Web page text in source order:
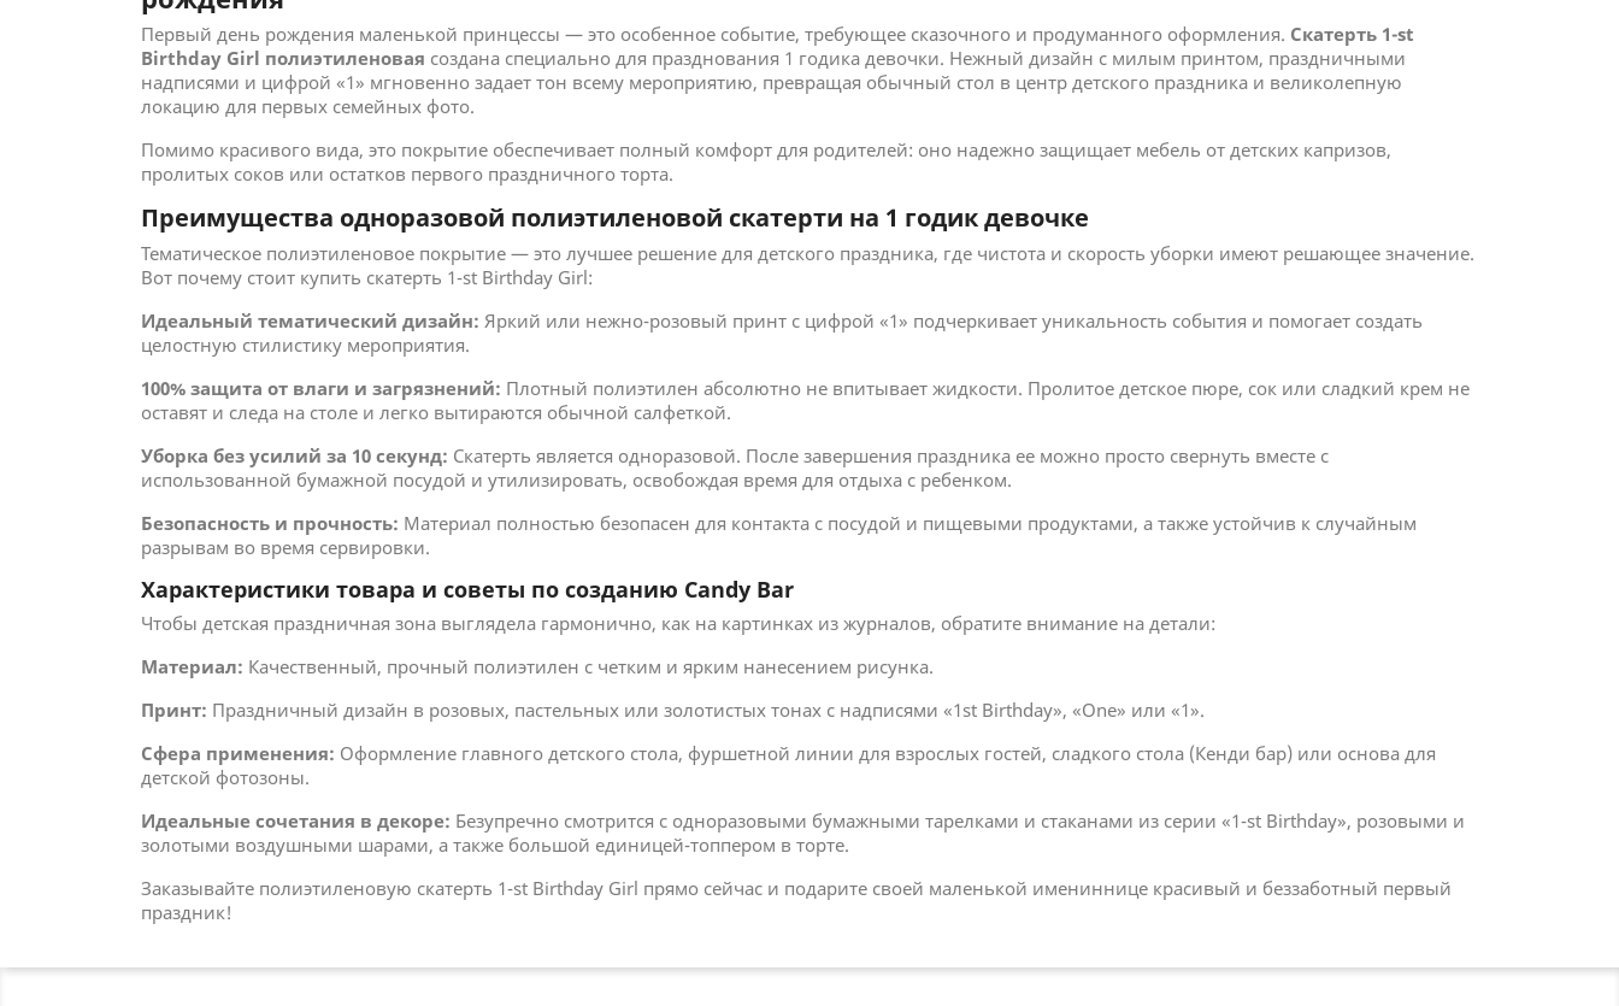
Первый день рождения маленькой принцессы — это особенное событие, требующее сказочного и продуманного оформления. Скатерть 1-st
Birthday Girl полиэтиленовая создана специально для празднования 1 годика девочки. Нежный дизайн с милым принтом, праздничными
надписями и цифрой «1» мгновенно задает тон всему мероприятию, превращая обычный стол в центр детского праздника и великолепную
локацию для первых семейных фото.
Помимо красивого вида, это покрытие обеспечивает полный комфорт для родителей: оно надежно защищает мебель от детских капризов,
пролитых соков или остатков первого праздничного торта.
Преимущества одноразовой полиэтиленовой скатерти на 1 годик девочке
Тематическое полиэтиленовое покрытие — это лучшее решение для детского праздника, где чистота и скорость уборки имеют решающее значение.
Вот почему стоит купить скатерть 1-st Birthday Girl:
Идеальный тематический дизайн: Яркий или нежно-розовый принт с цифрой «1» подчеркивает уникальность события и помогает создать
целостную стилистику мероприятия.
100% защита от влаги и загрязнений: Плотный полиэтилен абсолютно не впитывает жидкости. Пролитое детское пюре, сок или сладкий крем не
оставят и следа на столе и легко вытираются обычной салфеткой.
Уборка без усилий за 10 секунд: Скатерть является одноразовой. После завершения праздника ее можно просто свернуть вместе с
использованной бумажной посудой и утилизировать, освобождая время для отдыха с ребенком.
Безопасность и прочность: Материал полностью безопасен для контакта с посудой и пищевыми продуктами, а также устойчив к случайным
разрывам во время сервировки.
Характеристики товара и советы по созданию Candy Bar
Чтобы детская праздничная зона выглядела гармонично, как на картинках из журналов, обратите внимание на детали:
Материал: Качественный, прочный полиэтилен с четким и ярким нанесением рисунка.
Принт: Праздничный дизайн в розовых, пастельных или золотистых тонах с надписями «1st Birthday», «One» или «1».
Сфера применения: Оформление главного детского стола, фуршетной линии для взрослых гостей, сладкого стола (Кенди бар) или основа для
детской фотозоны.
Идеальные сочетания в декоре: Безупречно смотрится с одноразовыми бумажными тарелками и стаканами из серии «1-st Birthday», розовыми и
золотыми воздушными шарами, а также большой единицей-топпером в торте.
Заказывайте полиэтиленовую скатерть 1-st Birthday Girl прямо сейчас и подарите своей маленькой имениннице красивый и беззаботный первый
праздник!